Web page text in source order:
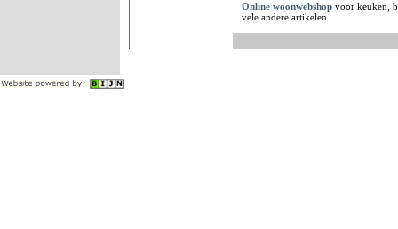
Online woonwebshop voor keuken,
vele andere artikelen